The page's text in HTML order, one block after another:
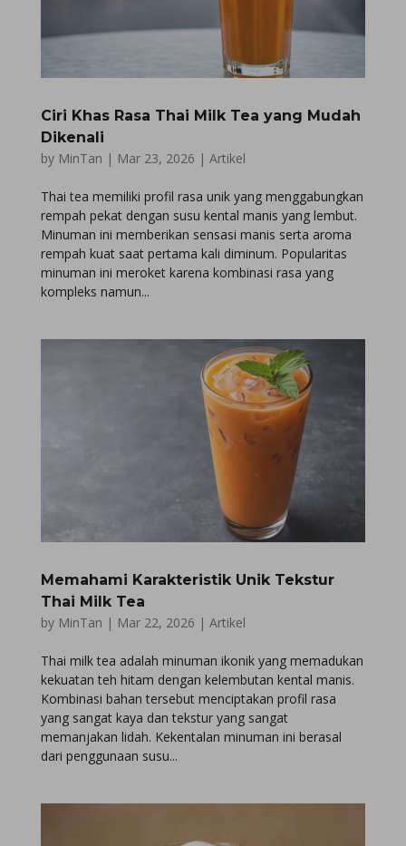
Ciri Khas Rasa Thai Milk Tea yang Mudah
Dikenali
by MinTan | Mar 23, 2026 | Artikel
Thai tea memiliki profil rasa unik yang menggabungkan
rempah pekat dengan susu kental manis yang lembut.
Minuman ini memberikan sensasi manis serta aroma
rempah kuat saat pertama kali diminum. Popularitas
minuman ini meroket karena kombinasi rasa yang
kompleks namun...
Memahami Karakteristik Unik Tekstur
Thai Milk Tea
by MinTan | Mar 22, 2026 | Artikel
Thai milk tea adalah minuman ikonik yang memadukan
kekuatan teh hitam dengan kelembutan kental manis.
Kombinasi bahan tersebut menciptakan profil rasa
yang sangat kaya dan tekstur yang sangat
memanjakan lidah. Kekentalan minuman ini berasal
dari penggunaan susu...